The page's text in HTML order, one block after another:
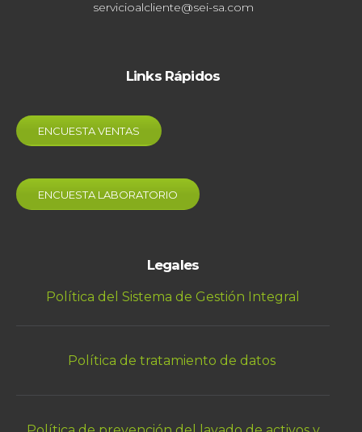
servicioalcliente@sei-sa.com
Links Rápidos
ENCUESTA VENTAS
ENCUESTA LABORATORIO
Legales
Política del Sistema de Gestión Integral
Política de tratamiento de datos